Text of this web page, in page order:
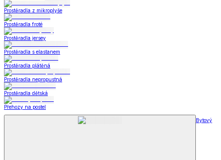
Prostěradla z mikroplyše
Prostěradla froté
Prostěradla jersey
Prostěradla s elastanem
Prostěradla plátěná
Prostěradla nepropustná
Prostěradla dětská
Přehozy na postel
Bytový